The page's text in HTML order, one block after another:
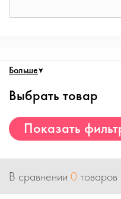
Больше
Выбрать товар
Показать
В сравнении 0товаров